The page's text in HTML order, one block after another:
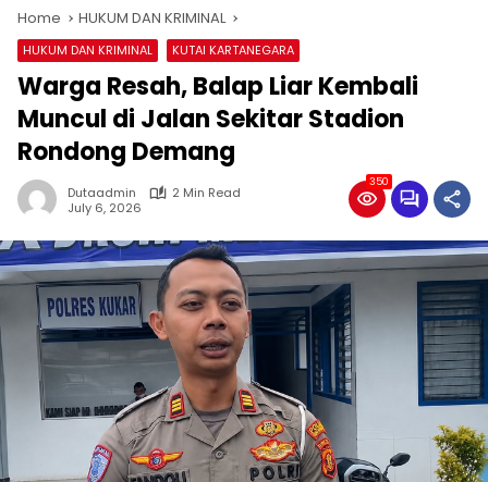
Home HUKUM DAN KRIMINAL
HUKUM DAN KRIMINAL KUTAI KARTANEGARA
Warga Resah, Balap Liar Kembali
Muncul di Jalan Sekitar Stadion
Rondong Demang
Dutaadmin
2 Min Read
July 6, 2026
350